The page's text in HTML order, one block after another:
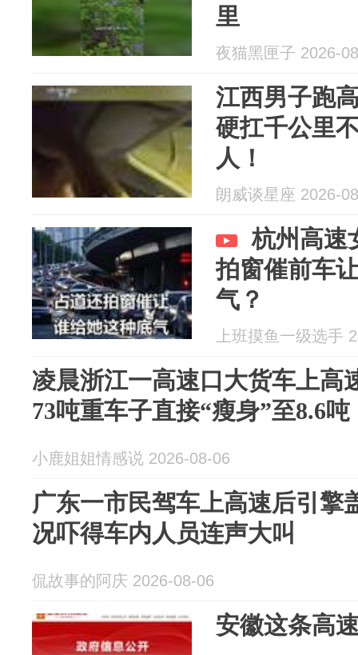
里
夜猫黑匣子 2026-
江西男子跑
硬扛千公里
人！
朗威谈星座 2026-
杭州高速
拍窗催前车
气？
上班摸鱼一级选手
凌晨浙江一高速口大货车上高
73吨重车子直接“瘦身”至8.6吨
小鹿姐姐情感说 2026-08-06
广东一市民驾车上高速后引擎
况吓得车内人员连声大叫
侃故事的阿庆 2026-08-06
安徽这条高